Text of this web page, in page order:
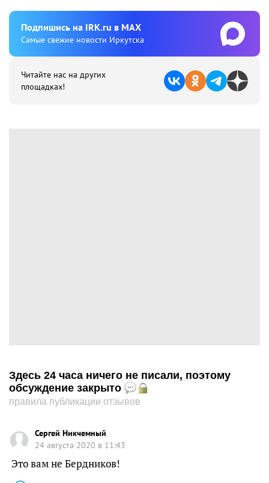
Подпишиcь на IRK.ru в MAX
Cамые свежие новости Иркутска
Читайте нас на других
площадках!
Здесь 24 часа ничего не писали, поэтому
обсуждение закрыто
правила публикации отзывов
Сергей Никчемный
24 августа 2020 в 11:43
Это вам не Бердников!